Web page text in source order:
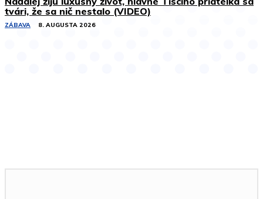
tvári, že sa nič nestalo (VIDEO)
ZÁBAVA 8. AUGUSTA 2026